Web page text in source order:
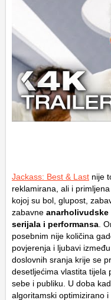
Jackass: Best & Last nije
reklamirana, ali i
kojoj su bol, glupost,
zabavne
serijala i performansa .
posebnim nije količina
povjerenja i ljubavi između
doslovnih sranja krije se
desetljećima vlastita tijela
sebe i publiku. U doba
algoritamski optimizirano